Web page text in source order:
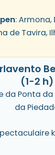
: Armona,
de Tavira,
(1-2 h)
da Ponta
da